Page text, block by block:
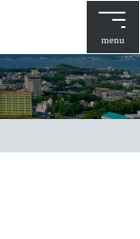
menu